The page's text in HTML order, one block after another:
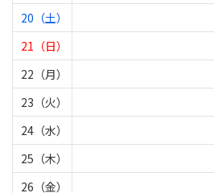
20（土）
21（日）
22（月）
23（火）
24（水）
25（木）
26（金）